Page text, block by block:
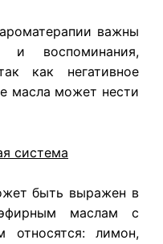
важны
и воспоминания,
как негативное
масла может нести
система
быть выражен в
маслам с
относятся: лимон,